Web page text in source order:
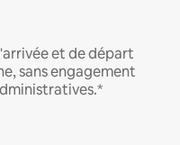
et de départ
sans engagement